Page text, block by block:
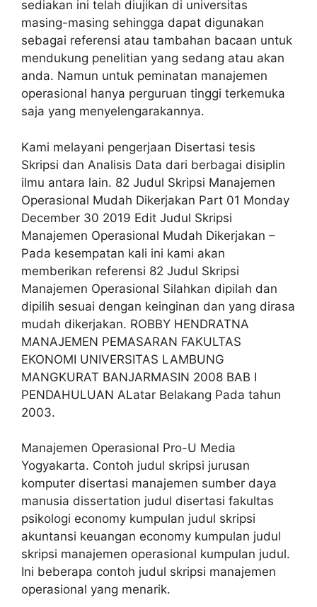
sediakan ini telah diujikan di universitas
masing-masing sehingga dapat digunakan
sebagai referensi atau tambahan bacaan untuk
mendukung penelitian yang sedang atau akan
anda. Namun untuk peminatan manajemen
operasional hanya perguruan tinggi terkemuka
saja yang menyelengarakannya.
Kami melayani pengerjaan Disertasi tesis
Skripsi dan Analisis Data dari berbagai disiplin
ilmu antara lain. 82 Judul Skripsi Manajemen
Operasional Mudah Dikerjakan Part 01 Monday
December 30 2019 Edit Judul Skripsi
Manajemen Operasional Mudah Dikerjakan –
Pada kesempatan kali ini kami akan
memberikan referensi 82 Judul Skripsi
Manajemen Operasional Silahkan dipilah dan
dipilih sesuai dengan keinginan dan yang dirasa
mudah dikerjakan. ROBBY HENDRATNA
MANAJEMEN PEMASARAN FAKULTAS
EKONOMI UNIVERSITAS LAMBUNG
MANGKURAT BANJARMASIN 2008 BAB I
PENDAHULUAN ALatar Belakang Pada tahun
2003.
Manajemen Operasional Pro-U Media
Yogyakarta. Contoh judul skripsi jurusan
komputer disertasi manajemen sumber daya
manusia dissertation judul disertasi fakultas
psikologi economy kumpulan judul skripsi
akuntansi keuangan economy kumpulan judul
skripsi manajemen operasional kumpulan judul.
Ini beberapa contoh judul skripsi manajemen
operasional yang menarik.